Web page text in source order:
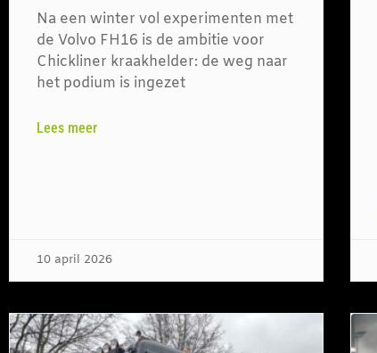
Na een winter vol experimenten met
de Volvo FH16 is de ambitie voor
Chickliner kraakhelder: de weg naar
het podium is ingezet
Lees meer
10 april 2026